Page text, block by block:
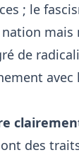
; le
mais
de
avec
des